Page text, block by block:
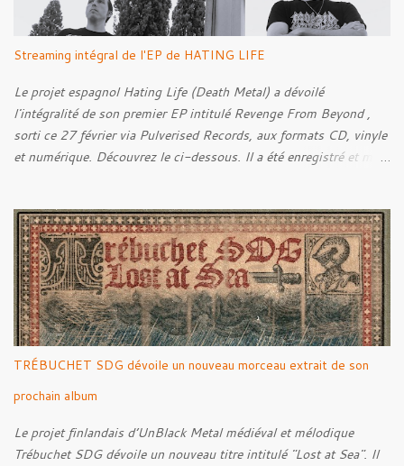
Streaming intégral de l'EP de HATING LIFE
Le projet espagnol Hating Life (Death Metal) a dévoilé
l'intégralité de son premier EP intitulé Revenge From Beyond ,
sorti ce 27 février via Pulverised Records, aux formats CD, vinyle
et numérique. Découvrez le ci-dessous. Il a été enregistré et mixé
Rebellion Against The Vile 05. Revenge From Beyond 06. The
Sense Of Fear
TRÉBUCHET SDG dévoile un nouveau morceau extrait de son
prochain album
Le projet finlandais d’UnBlack Metal médiéval et mélodique
Trébuchet SDG dévoile un nouveau titre intitulé "Lost at Sea". Il